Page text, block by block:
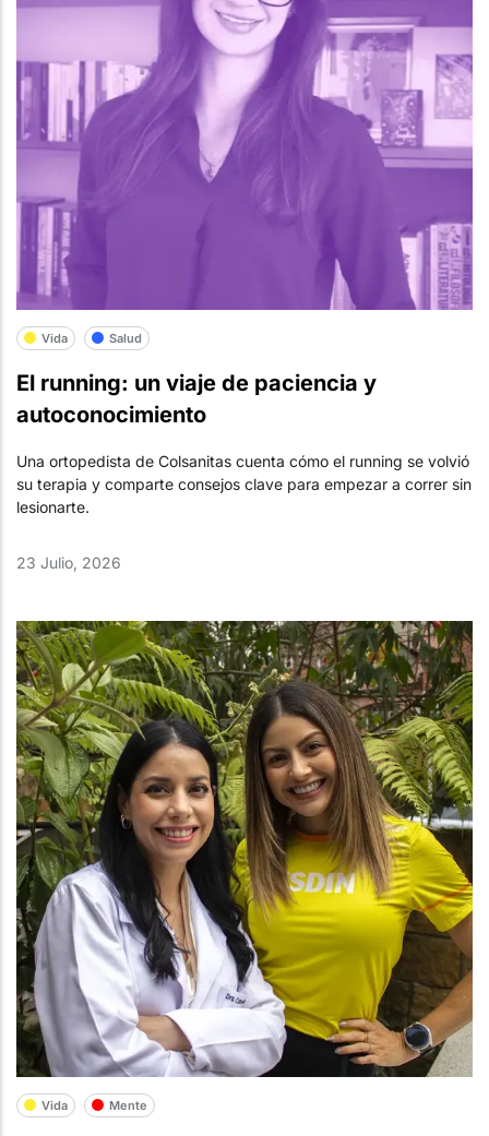
Vida Salud
El running: un viaje de paciencia y
autoconocimiento
Una ortopedista de Colsanitas cuenta cómo el running se volvió
su terapia y comparte consejos clave para empezar a correr sin
lesionarte.
23 Julio, 2026
Vida Mente